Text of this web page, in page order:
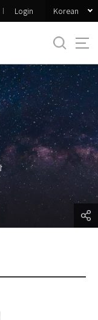
Login Korean